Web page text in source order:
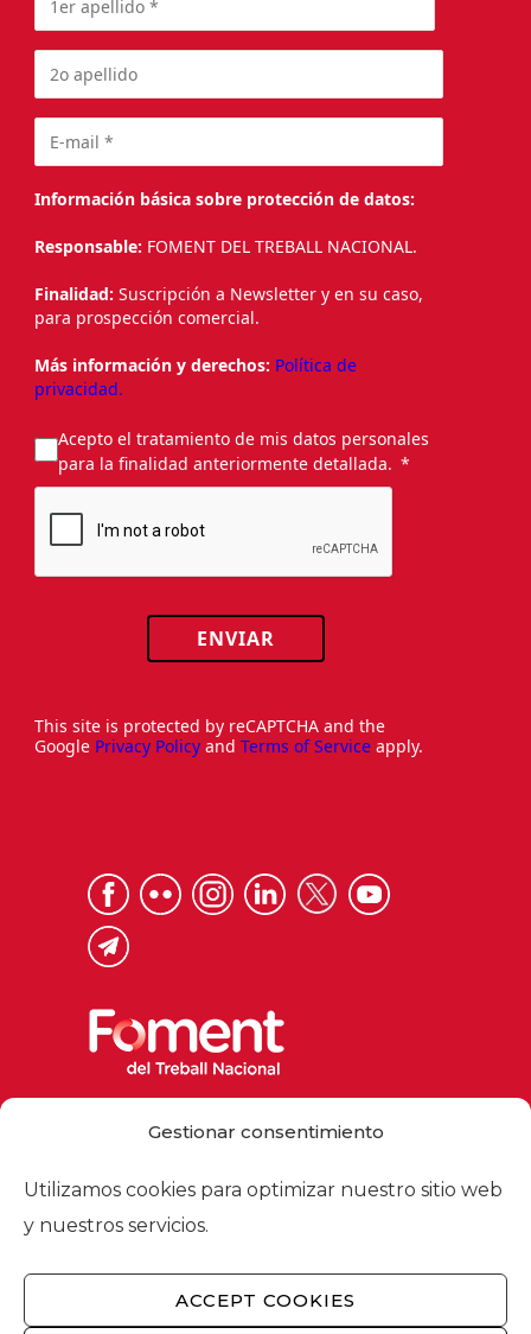
Gestionar consentimiento
Utilizamos cookies para optimizar nuestro sitio web
y nuestros servicios.
ACCEPT COOKIES
Información básica sobre protección de datos:
Responsable: FOMENT DEL TREBALL NACIONAL.
Finalidad: Suscripción a Newsletter y en su caso,
para prospección comercial.
Más información y derechos: Política de
privacidad.
Acepto el tratamiento de mis datos personales
para la finalidad anteriormente detallada.
ENVIAR
This site is protected by reCAPTCHA and the
Google Privacy Policy and Terms of Service apply.
foment@foment.com
© 2026 - Foment del Treball Nacional